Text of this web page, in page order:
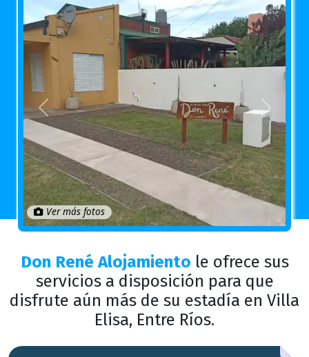
Anterior Próximo
Ver más fotos
Don René Alojamiento le ofrece sus
servicios a disposición para que
disfrute aún más de su estadía en Villa
Elisa, Entre Ríos.